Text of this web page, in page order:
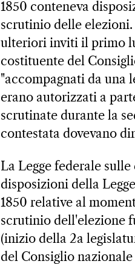
1850 conteneva
scrutinio delle elezioni.
ulteriori inviti il primo
costituente del
"accompagnati da una
erano autorizzati a
scrutinate durante la
contestata dovevano
La Legge federale
disposizioni della
1850 relative al
scrutinio dell'elezione
(inizio della 2a
del Consiglio